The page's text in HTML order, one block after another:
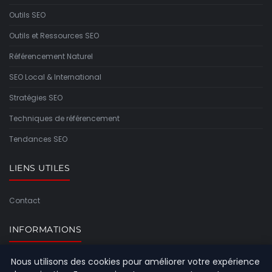
Outils SEO
Outils et Ressources SEO
Référencement Naturel
SEO Local & International
Stratégies SEO
Techniques de référencement
Tendances SEO
LIENS UTILES
Contact
INFORMATIONS
Plan du site
Nous utilisons des cookies pour améliorer votre expérience